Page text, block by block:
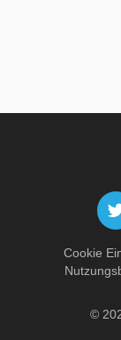
©
Cookie